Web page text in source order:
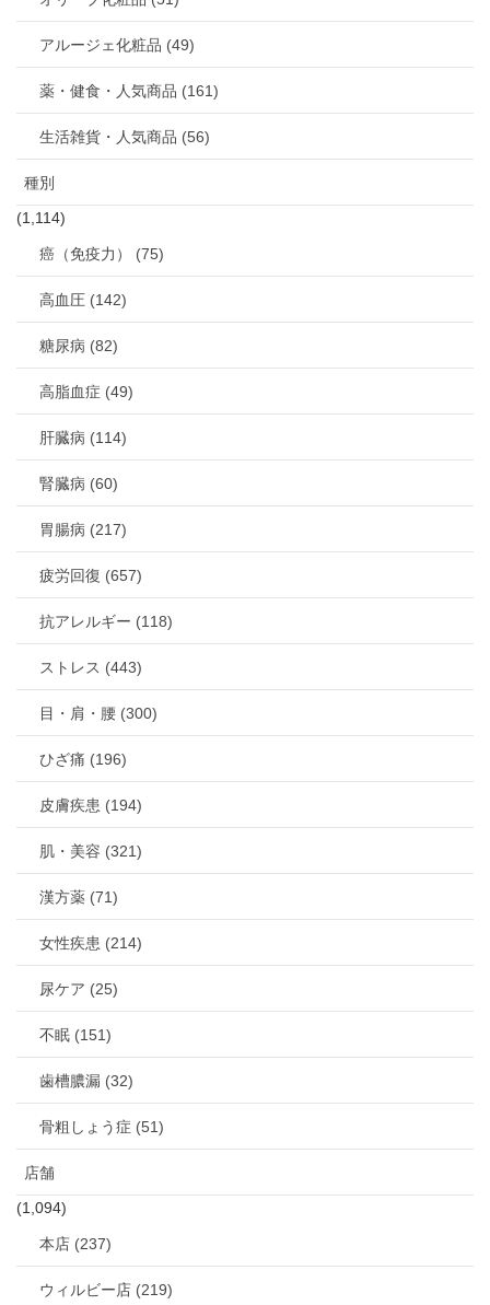
アルージェ化粧品 (49)
薬・健食・人気商品 (161)
生活雑貨・人気商品 (56)
種別
(1,114)
癌（免疫力） (75)
高血圧 (142)
糖尿病 (82)
高脂血症 (49)
肝臓病 (114)
腎臓病 (60)
胃腸病 (217)
疲労回復 (657)
抗アレルギー (118)
ストレス (443)
目・肩・腰 (300)
ひざ痛 (196)
皮膚疾患 (194)
肌・美容 (321)
漢方薬 (71)
女性疾患 (214)
尿ケア (25)
不眠 (151)
歯槽膿漏 (32)
骨粗しょう症 (51)
店舗
(1,094)
本店 (237)
ウィルビー店 (219)